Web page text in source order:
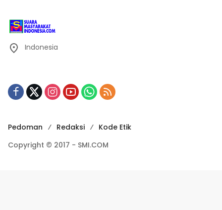
Indonesia
Pedoman Redaksi
Kode Etik
Copyright © 2017 - SMI.COM